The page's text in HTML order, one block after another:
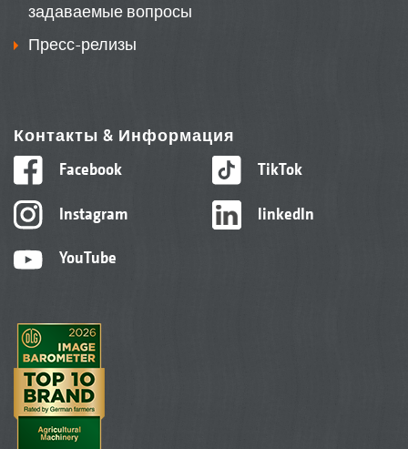
задаваемые вопросы
Пресс-релизы
Контакты & Информация
Facebook
Instagram
YouTube
TikTok
linkedIn